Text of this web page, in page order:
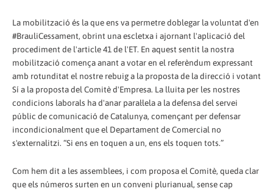
La mobilització és la que ens va permetre doblegar la voluntat d'en
#BrauliCessament, obrint una escletxa i ajornant l'aplicació del
procediment de l'article 41 de l'ET. En aquest sentit la nostra
mobilització comença anant a votar en el referèndum expressant
amb rotunditat el nostre rebuig a la proposta de la direcció i votant
Sí a la proposta del Comitè d'Empresa. La lluita per les nostres
condicions laborals ha d'anar paral·lela a la defensa del servei
públic de comunicació de Catalunya, començant per defensar
incondicionalment que el Departament de Comercial no
s'externalitzi. “Si ens en toquen a un, ens els toquen tots.”
Com hem dit a les assemblees, i com proposa el Comitè, queda clar
que els números surten en un conveni plurianual, sense cap